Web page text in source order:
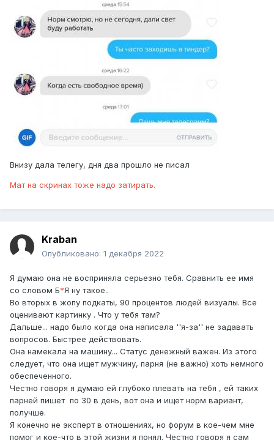
Внизу дала телегу, дня два прошло не писал
Мат на скринах тоже надо затирать.
Kraban
Опубликовано: 1 декабря 2022
Я думаю она не восприняла серьезно тебя. Сравнить ее имя
со словом Б*Я ну такое..
Во вторых в жопу подкаты, 90 процентов людей визуалы. Все
оценивают картинку . Что у тебя там?
Дальше... надо было когда она написала ''я-за'' не задавать
вопросов. Быстрее действовать.
Она намекала на машину... Статус денежный важен. Из этого
следует, что она ищет мужчину, парня (не важно) хоть немного
обеспеченного.
Честно говоря я думаю ей глубоко плевать на тебя , ей таких
парней пишет по 30 в день, вот она и ищет норм вариант,
получше.
Я конечно не эксперт в отношениях, но форум в кое-чем мне
помог и кое-что в этой жизни я понял. Честно говоря я сам